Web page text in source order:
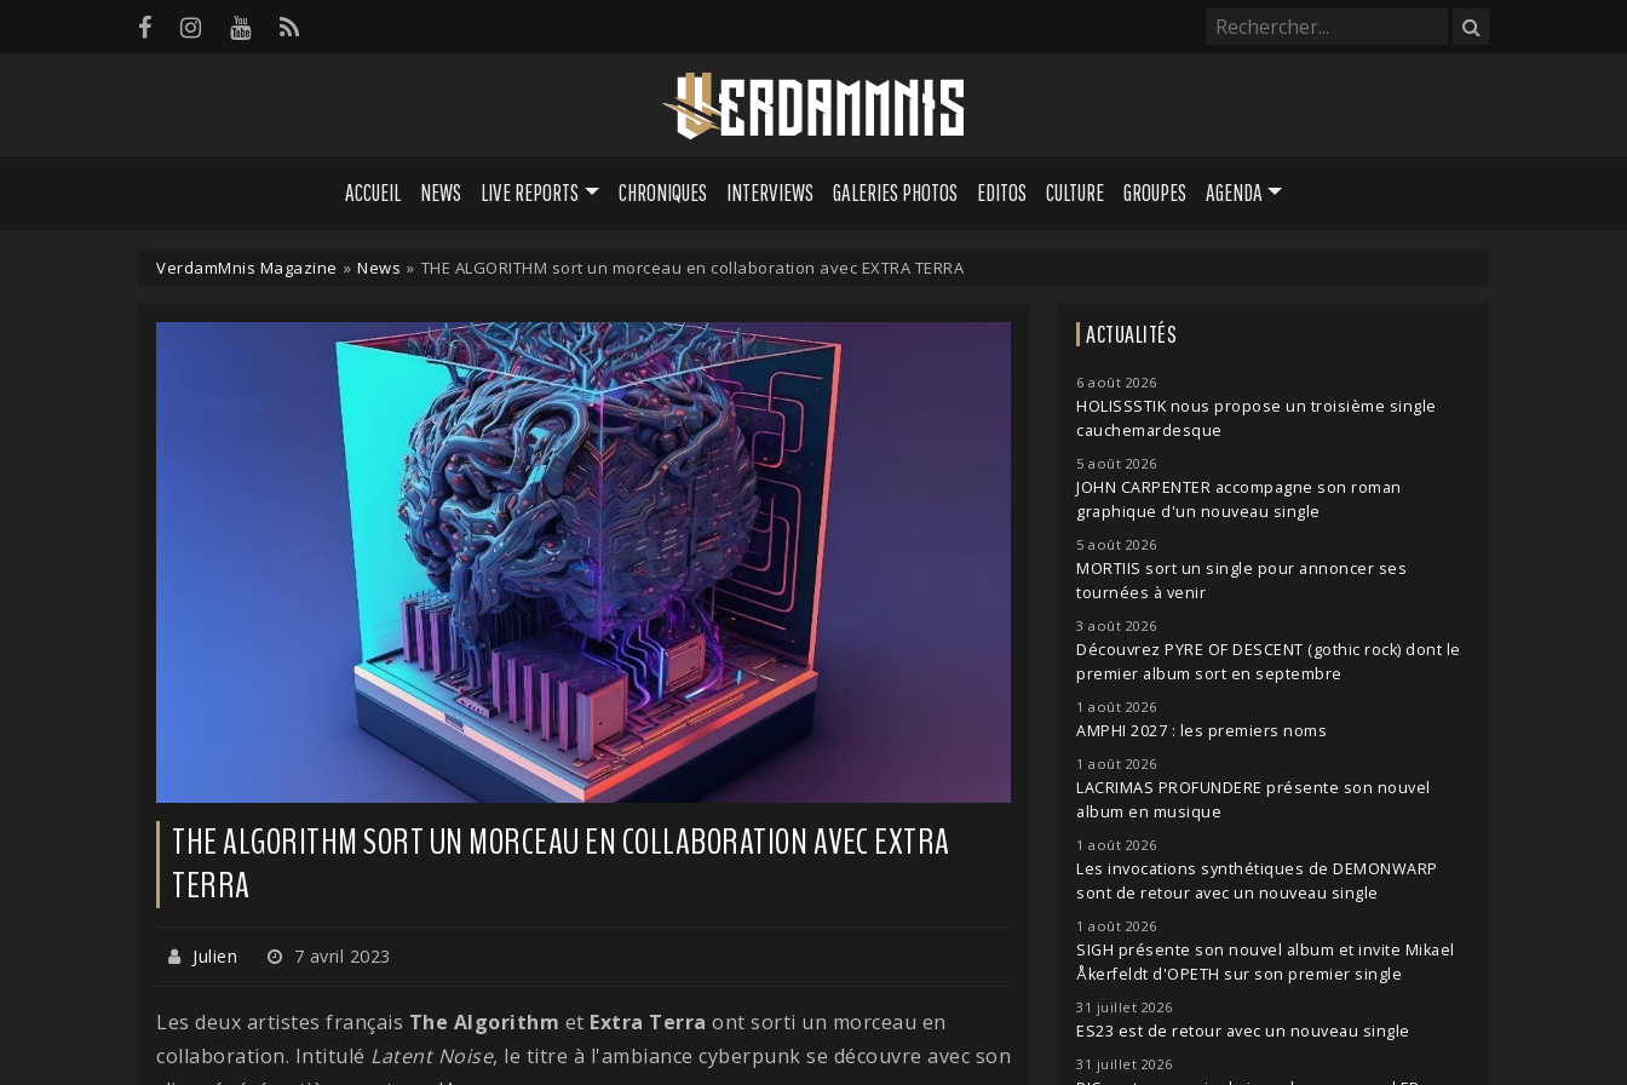
ACCUEIL NEWS LIVE REPORTS CHRONIQUES INTERVIEWS GALERIES PHOTOS EDITOS CULTURE GROUPES AGENDA
VerdamMnis Magazine » News » THE ALGORITHM sort un morceau en collaboration avec EXTRA TERRA
THE ALGORITHM SORT UN MORCEAU EN COLLABORATION AVEC EXTRA
TERRA
Julien 7 avril 2023
Les deux artistes français The Algorithm et Extra Terra ont sorti un morceau en
collaboration. Intitulé Latent Noise, le titre à l'ambiance cyberpunk se découvre avec son
ACTUALITÉS
6 août 2026
HOLISSSTIK nous propose un troisième single
cauchemardesque
5 août 2026
JOHN CARPENTER accompagne son roman
graphique d'un nouveau single
5 août 2026
MORTIIS sort un single pour annoncer ses
tournées à venir
3 août 2026
Découvrez PYRE OF DESCENT (gothic rock) dont le
premier album sort en septembre
1 août 2026
AMPHI 2027 : les premiers noms
1 août 2026
LACRIMAS PROFUNDERE présente son nouvel
album en musique
1 août 2026
Les invocations synthétiques de DEMONWARP
sont de retour avec un nouveau single
1 août 2026
SIGH présente son nouvel album et invite Mikael
Åkerfeldt d'OPETH sur son premier single
31 juillet 2026
ES23 est de retour avec un nouveau single
31 juillet 2026
Panneau de gestion des cookies